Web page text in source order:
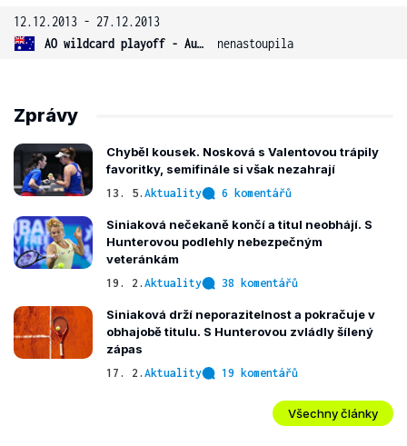
12.12.2013 - 27.12.2013
AO wildcard playoff - Austrálie
nenastoupila
Zprávy
Chyběl kousek. Nosková s Valentovou trápily
favoritky, semifinále si však nezahrají
13. 5. Aktuality 6 komentářů
Siniaková nečekaně končí a titul neobhájí. S
Hunterovou podlehly nebezpečným
veteránkám
19. 2. Aktuality 38 komentářů
Siniaková drží neporazitelnost a pokračuje v
obhajobě titulu. S Hunterovou zvládly šílený
zápas
17. 2. Aktuality 19 komentářů
Všechny články